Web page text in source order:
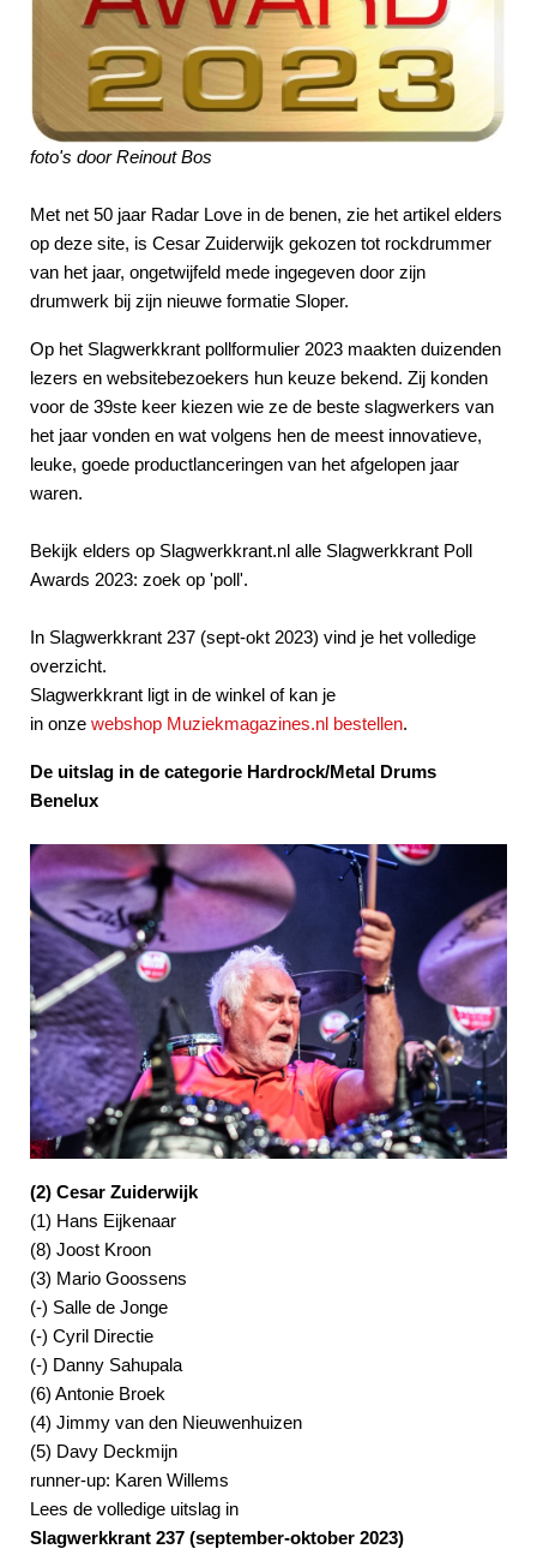
foto's door Reinout Bos
Met net 50 jaar Radar Love in de benen, zie het artikel elders
op deze site, is Cesar Zuiderwijk gekozen tot rockdrummer
van het jaar, ongetwijfeld mede ingegeven door zijn
drumwerk bij zijn nieuwe formatie Sloper.
Op het Slagwerkkrant pollformulier 2023 maakten duizenden
lezers en websitebezoekers hun keuze bekend. Zij konden
voor de 39ste keer kiezen wie ze de beste slagwerkers van
het jaar vonden en wat volgens hen de meest innovatieve,
leuke, goede productlanceringen van het afgelopen jaar
waren.
Bekijk elders op Slagwerkkrant.nl alle Slagwerkkrant Poll
Awards 2023: zoek op 'poll'.
In Slagwerkkrant 237 (sept-okt 2023) vind je het volledige
overzicht.
Slagwerkkrant ligt in de winkel of kan je
in onze webshop Muziekmagazines.nl bestellen.
De uitslag in de categorie Hardrock/Metal Drums
Benelux
(2) Cesar Zuiderwijk
(1) Hans Eijkenaar
(8) Joost Kroon
(3) Mario Goossens
(-) Salle de Jonge
(-) Cyril Directie
(-) Danny Sahupala
(6) Antonie Broek
(4) Jimmy van den Nieuwenhuizen
(5) Davy Deckmijn
runner-up: Karen Willems
Lees de volledige uitslag in
Slagwerkkrant 237 (september-oktober 2023)